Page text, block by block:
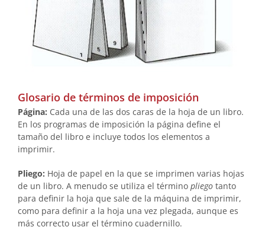
Glosario de términos de imposición
Página: Cada una de las dos caras de la hoja de un libro.
En los programas de imposición la página define el
tamaño del libro e incluye todos los elementos a
imprimir.
Pliego: Hoja de papel en la que se imprimen varias hojas
de un libro. A menudo se utiliza el término pliego tanto
para definir la hoja que sale de la máquina de imprimir,
como para definir a la hoja una vez plegada, aunque es
más correcto usar el término cuadernillo.